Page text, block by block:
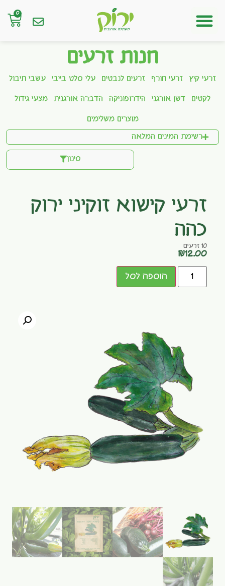
0
חנות זרעים
זרעי קיץ זרעי חורף זרעים לנבטים עלי סלט בייבי עשבי תיבול
לקטים דשן אורגני הידרופוניקה הדברה אורגנית מצעי גידול
מוצרים משלימים
רשימת המינים המלאה
סינון
זרעי קישוא זוקיני ירוק
כהה
10 זרעים
₪12.00
הוספה לסל